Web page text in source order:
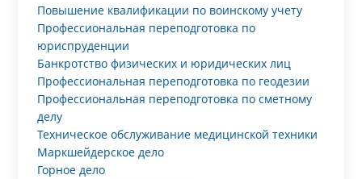
Повышение квалификации по воинскому учету
Профессиональная переподготовка по
юриспруденции
Банкротство физических и юридических лиц
Профессиональная переподготовка по геодезии
Профессиональная переподготовка по сметному
делу
Техническое обслуживание медицинской техники
Маркшейдерское дело
Горное дело